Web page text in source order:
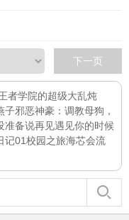
下一页
者学院的超级大乱炖
子邪恶神豪：调教母狗，
准备说再见遇见你的时候
记01校园之旅海芯会流